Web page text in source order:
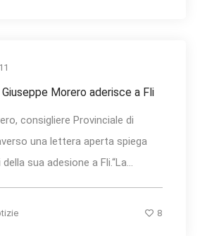
Morero aderisce a Fli
consigliere Provinciale di
una lettera aperta spiega
sua adesione a Fli.“La...
8